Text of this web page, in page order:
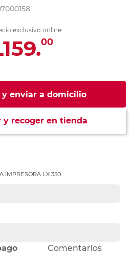
exclusivo online:
00
y enviar a domicilio
y recoger en tienda
IMPRESORA LX 350.
Comentarios